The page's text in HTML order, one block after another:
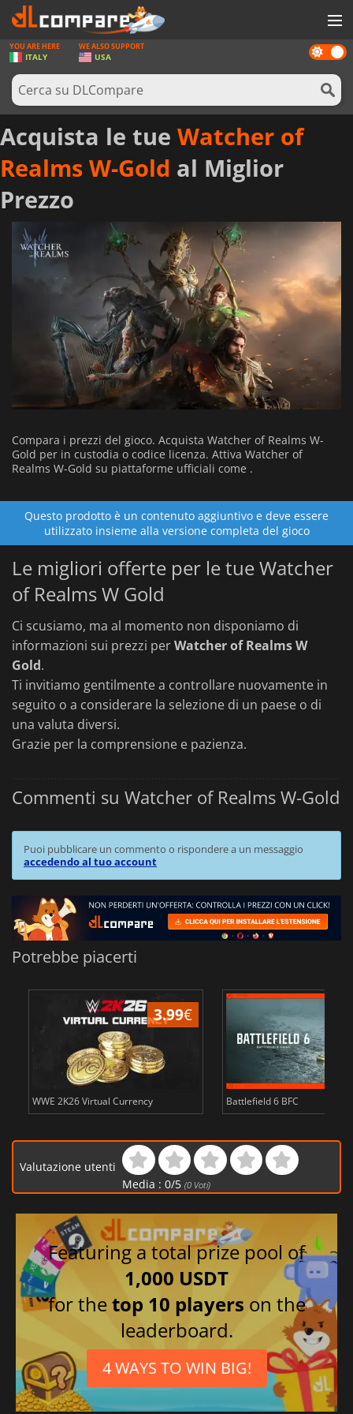
GIOCHI
PREPAGATE
SOFTWARE
REWARDS
HARDWARE
NOTIZIE
ACCEDI O REGISTRATI
Dark
mode
YOU ARE HERE
ITALY
WE ALSO SUPPORT
USA
Acquista le tue Watcher of
Realms W-Gold al Miglior
Prezzo
Compara i prezzi del gioco. Acquista Watcher of Realms W-
Gold per in custodia o codice licenza. Attiva Watcher of
Realms W-Gold su piattaforme ufficiali come .
Questo prodotto è un contenuto aggiuntivo e deve essere
utilizzato insieme alla versione completa del gioco
Le migliori offerte per le tue Watcher
of Realms W Gold
Ci scusiamo, ma al momento non disponiamo di
informazioni sui prezzi perWatcher of Realms W
Gold.
Ti invitiamo gentilmente a controllare nuovamente in
seguito o a considerare la selezione di un paese o di
una valuta diversi.
Grazie per la comprensione e pazienza.
Commenti su Watcher of Realms W-Gold
Puoi pubblicare un commento o rispondere a un messaggio
accedendo al tuo account
Potrebbe piacerti
3.99€
WWE 2K26 Virtual Currency Battlefield 6 BFC
Valutazione utenti
Media : 0/5 (0Voti)
Featuring a total prize pool of
1,000 USDT
for thetop 10 players on the
leaderboard.
4 WAYS TO WIN BIG!